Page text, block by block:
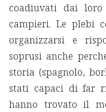
coadiuvati dai loro
campieri. Le plebi
organizzarsi e
soprusi anche
storia (spagnolo,
stati capaci di far
hanno trovato il